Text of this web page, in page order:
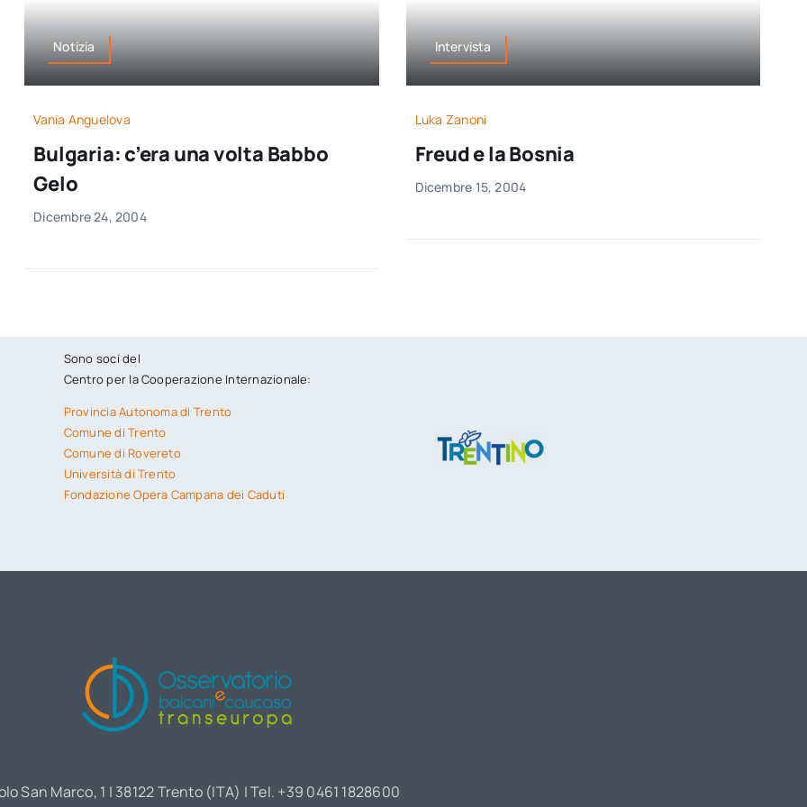
Notizia
Vania Anguelova
Bulgaria: c’era una volta Babbo
Gelo
Dicembre 24, 2004
Intervista
Luka Zanoni
Freud e la Bosnia
Dicembre 15, 2004
Sono soci del
Centro per la Cooperazione Internazionale:
Provincia Autonoma di Trento
Comune di Trento
Comune di Rovereto
Università di Trento
Fondazione Opera Campana dei Caduti
San Marco, 1 | 38122 Trento (ITA) | Tel. +39 0461 1828600